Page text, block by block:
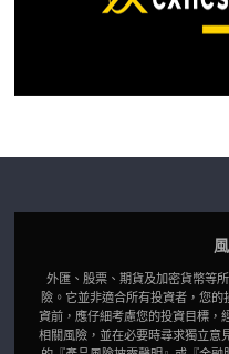
外匯、股票、期貨及加密貨幣等
險。它並非適合所有投資者，您
資前，應仔細考慮您的投資目標，
相關風險，並在必要時尋求獨立意